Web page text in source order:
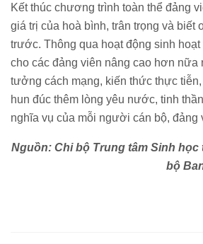
Kết thúc chương trình toàn thể đảng
giá trị của hoà bình, trân trọng và biết
trước. Thông qua hoạt động sinh
cho các đảng viên nâng cao hơn nữa
tưởng cách mạng, kiến thức thực
hun đúc thêm lòng yêu nước, tinh
nghĩa vụ của mỗi người cán bộ, đảng
Nguồn: Chi bộ Trung tâm Sinh
bộ